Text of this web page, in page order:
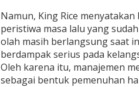
Namun, King Rice
peristiwa masa lalu yang
olah masih berlangsung saat
berdampak serius pada
Oleh karena itu, manajemen
sebagai bentuk pemenuhan